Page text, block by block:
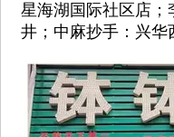
星海湖国际社区店
井；中麻抄手：兴